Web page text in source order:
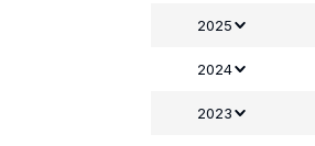
2025
2024
2023